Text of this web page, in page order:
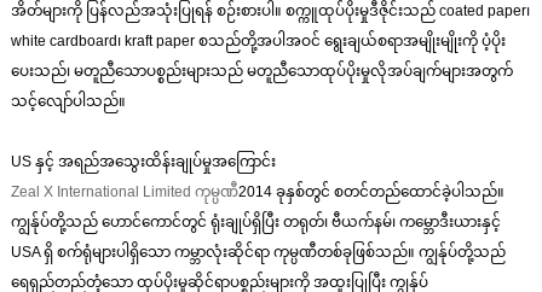
အိတ်များကို ပြန်လည်အသုံးပြုရန် စဉ်းစားပါ။ စက္ကူထုပ်ပိုးမှုဒီဇိုင်းသည် coated paper၊
white cardboard၊ kraft paper စသည်တို့အပါအဝင် ရွေးချယ်စရာအမျိုးမျိုးကို ပံ့ပိုး
ပေးသည်၊ မတူညီသောပစ္စည်းများသည် မတူညီသောထုပ်ပိုးမှုလိုအပ်ချက်များအတွက်
သင့်လျော်ပါသည်။
US နှင့် အရည်အသွေးထိန်းချုပ်မှုအကြောင်း
Zeal X International Limited ကုမ္ပဏီ2014 ခုနှစ်တွင် စတင်တည်ထောင်ခဲ့ပါသည်။
ကျွန်ုပ်တို့သည် ဟောင်ကောင်တွင် ရုံးချုပ်ရှိပြီး တရုတ်၊ ဗီယက်နမ်၊ ကမ္ဘောဒီးယားနှင့်
USA ရှိ စက်ရုံများပါရှိသော ကမ္ဘာလုံးဆိုင်ရာ ကုမ္ပဏီတစ်ခုဖြစ်သည်။ ကျွန်ုပ်တို့သည်
ရေရှည်တည်တံ့သော ထုပ်ပိုးမှုဆိုင်ရာပစ္စည်းများကို အထူးပြုပြီး ကျွန်ုပ်